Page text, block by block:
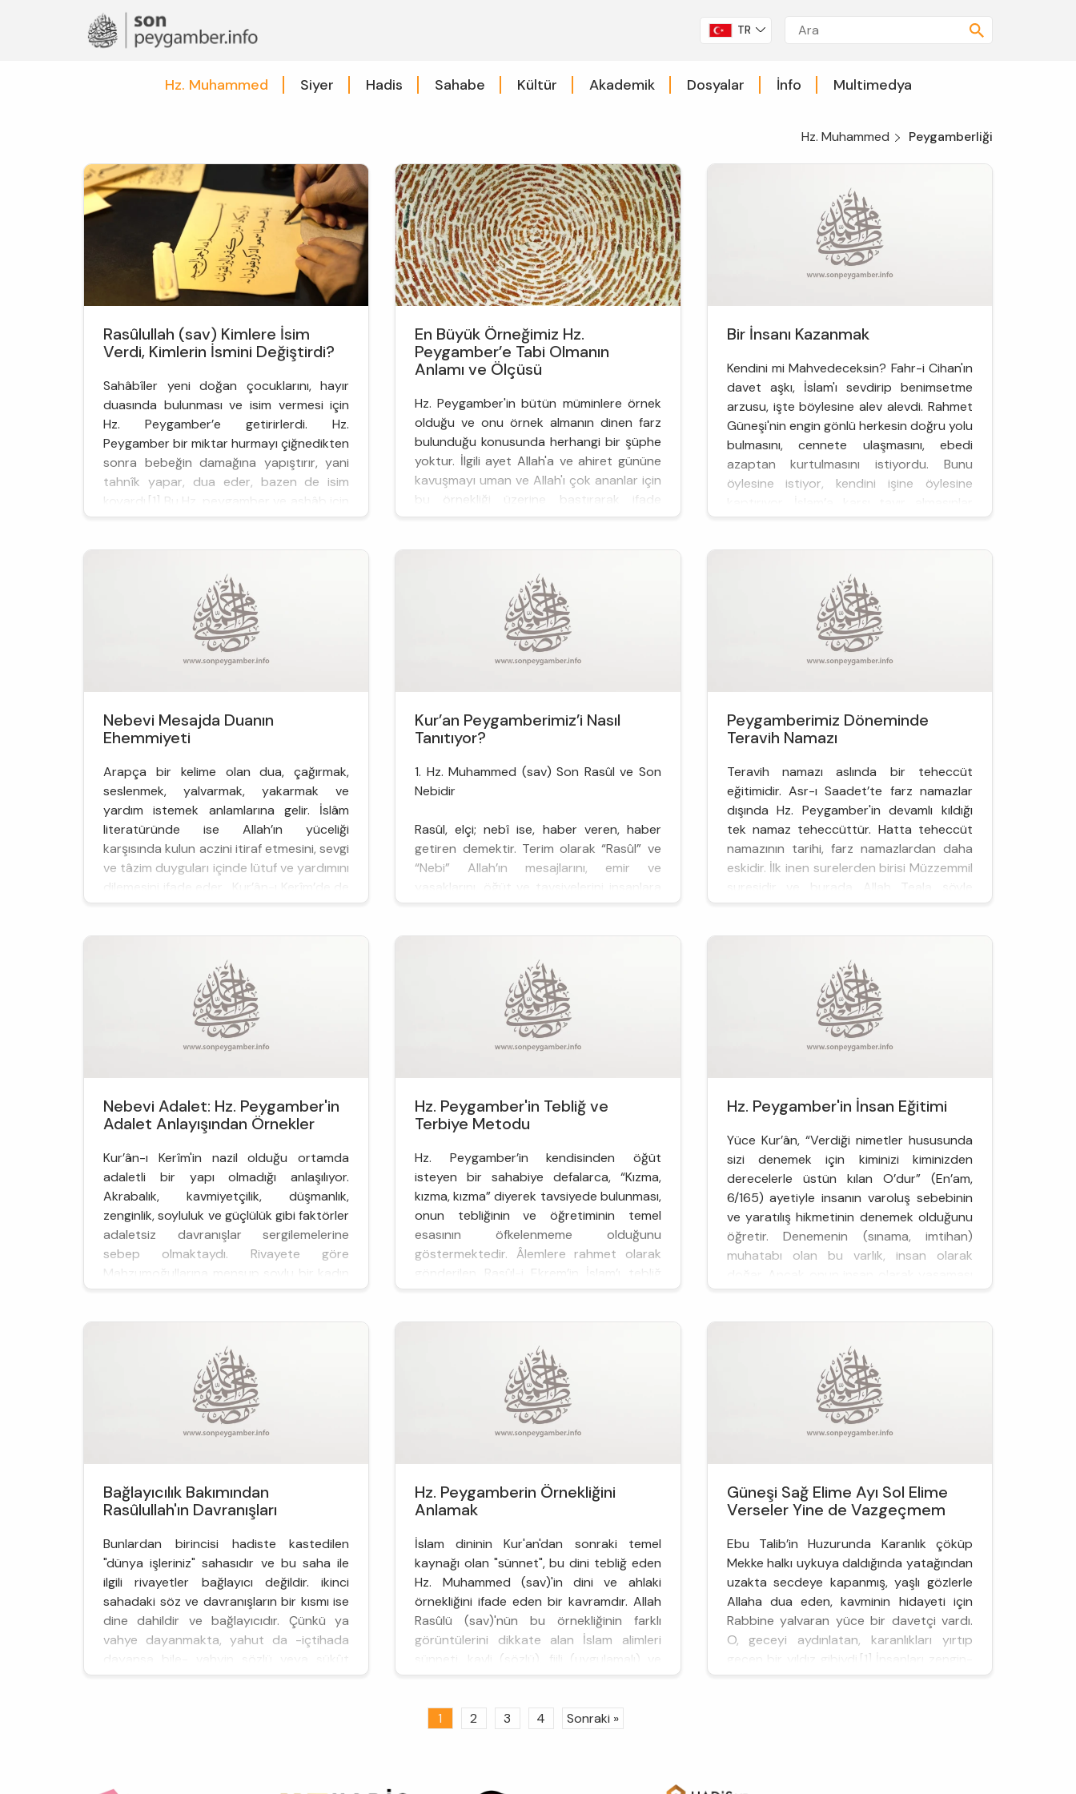
TR
Hz. Muhammed Siyer Hadis Sahabe Kültür Akademik Dosyalar İnfo Multimedya
Hz. Muhammed Peygamberliği
Rasûlullah (sav) Kimlere İsim
Verdi, Kimlerin İsmini Değiştirdi?
Sahâbîler yeni doğan çocuklarını, hayır
duasında bulunması ve isim vermesi için
Hz. Peygamber’e getirirlerdi. Hz.
Peygamber bir miktar hurmayı çiğnedikten
sonra bebeğin damağına yapıştırır, yani
tahnîk yapar, dua eder, bazen de isim
koyardı.[1] Bu Hz. peygamber ve ashâb için
rutin bir uygulama haline gelmişti.
En Büyük Örneğimiz Hz.
Peygamber’e Tabi Olmanın
Anlamı ve Ölçüsü
Hz. Peygamber'in bütün müminlere örnek
olduğu ve onu örnek almanın dinen farz
bulunduğu konusunda herhangi bir şüphe
yoktur. İlgili ayet Allah'a ve ahiret gününe
kavuşmayı uman ve Allah'ı çok ananlar için
bu örnekliği üzerine bastırarak ifade
etmektedir. Ancak burada ince bir nokta
elçisi olmaktan çıkarılıp çağına ma...
Bir İnsanı Kazanmak
Kendini mi Mahvedeceksin? Fahr-i Cihan'ın
davet aşkı, İslam'ı sevdirip benimsetme
arzusu, işte böylesine alev alevdi. Rahmet
Güneşi'nin engin gönlü herkesin doğru yolu
bulmasını, cennete ulaşmasını, ebedi
azaptan kurtulmasını istiyordu. Bunu
öylesine istiyor, kendini işine öylesine
diye öylesine gayre...
Nebevi Mesajda Duanın
Ehemmiyeti
Arapça bir kelime olan dua, çağırmak,
seslenmek, yalvarmak, yakarmak ve
yardım istemek anlamlarına gelir. İslâm
literatüründe ise Allah’ın yüceliği
karşısında kulun aczini itiraf etmesini, sevgi
ve tâzim duyguları içinde lütuf ve yardımını
dilemesini ifade eder. Kur’ân-ı Kerîm’de de
birçok yerde ge&cce...
Kur’an Peygamberimiz’i Nasıl
Tanıtıyor?
1. Hz. Muhammed (sav) Son Rasûl ve Son
Nebidir
Rasûl, elçi; nebî ise, haber veren, haber
getiren demektir. Terim olarak “Rasûl” ve
“Nebi” Allah’ın mesajlarını, emir ve
yasaklarını, öğüt ve tavsiyelerini insanlara
bildirmesi için görevlendirdiği kimseye
ifade ediyoruz. Kur’ân’da “mürsel” ve
“nezir” (uyarıcı), “beşir”(müjd...
Peygamberimiz Döneminde
Teravih Namazı
Teravih namazı aslında bir teheccüt
eğitimidir. Asr-ı Saadet’te farz namazlar
dışında Hz. Peygamber'in devamlı kıldığı
tek namaz teheccüttür. Hatta teheccüt
namazının tarihi, farz namazlardan daha
eskidir. İlk inen surelerden birisi Müzzemmil
suresidir ve burada Allah Teala şöyle
buyurmaktadır: "Ey örtülere bürünen
Nebevi Adalet: Hz. Peygamber'in
Adalet Anlayışından Örnekler
Kur’ân-ı Kerîm'in nazil olduğu ortamda
adaletli bir yapı olmadığı anlaşılıyor.
Akrabalık, kavmiyetçilik, düşmanlık,
zenginlik, soyluluk ve güçlülük gibi faktörler
adaletsiz davranışlar sergilemelerine
sebep olmaktaydı. Rivayete göre
Mahzumoğullarına mensup soylu bir kadın
hırsızlık yaptı. Hak ettiği cezanın
Hz. Peygamber'in Tebliğ ve
Terbiye Metodu
Hz. Peygamber’in kendisinden öğüt
isteyen bir sahabiye defalarca, “Kızma,
kızma, kızma” diyerek tavsiyede bulunması,
onun tebliğinin ve öğretiminin temel
esasının öfkelenmeme olduğunu
göstermektedir. Âlemlere rahmet olarak
gönderilen Rasûl-i Ekrem’in İslam’ı tebliğ
etme ve insanları terbiye metodu, Kur’ân’ı...
Hz. Peygamber'in İnsan Eğitimi
Yüce Kur’ân, “Verdiği nimetler hususunda
sizi denemek için kiminizi kiminizden
derecelerle üstün kılan O’dur” (En’am,
6/165) ayetiyle insanın varoluş sebebinin
ve yaratılış hikmetinin denemek olduğunu
öğretir. Denemenin (sınama, imtihan)
muhatabı olan bu varlık, insan olarak
ve insan olarak &oum...
Bağlayıcılık Bakımından
Rasûlullah'ın Davranışları
Bunlardan birincisi hadiste kastedilen
"dünya işleriniz" sahasıdır ve bu saha ile
ilgili rivayetler bağlayıcı değildir. ikinci
sahadaki söz ve davranışların bir kısmı ise
dine dahildir ve bağlayıcıdır. Çünkü ya
vahye dayanmakta, yahut da -içtihada
dayansa bile- vahyin sözlü veya sükût
şeklinde onayından geçmiş bulunmaktadır.
Hz. Peygamberin Örnekliğini
Anlamak
İslam dininin Kur'an'dan sonraki temel
kaynağı olan "sünnet", bu dini tebliğ eden
Hz. Muhammed (sav)'in dini ve ahlaki
örnekliğini ifade eden bir kavramdır. Allah
Rasûlü (sav)'nün bu örnekliğinin farklı
görüntülerini dikkate alan İslam alimleri
sünneti, kavli (sözlü), fiili (uygulamalı) ve
takriri (onaylı) olarak üçe ayırmışlardır.
açıklamalarını, ikincisi, eylem ...
Güneşi Sağ Elime Ayı Sol Elime
Verseler Yine de Vazgeçmem
Ebu Talib’in Huzurunda Karanlık çöküp
Mekke halkı uykuya daldığında yatağından
uzakta secdeye kapanmış, yaşlı gözlerle
Allaha dua eden, kavminin hidayeti için
Rabbine yalvaran yüce bir davetçi vardı.
O, geceyi aydınlatan, karanlıkları yırtıp
geçen bir yıldız gibiydi.[1] İnsanları zengin-
fakir, hür - köle, kuvvetli-zayıf diye
1 2 3 4 Sonraki »